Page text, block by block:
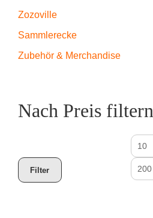
Zozoville
Sammlerecke
Zubehör & Merchandise
Nach Preis filtern
Min.
Preis
Filter